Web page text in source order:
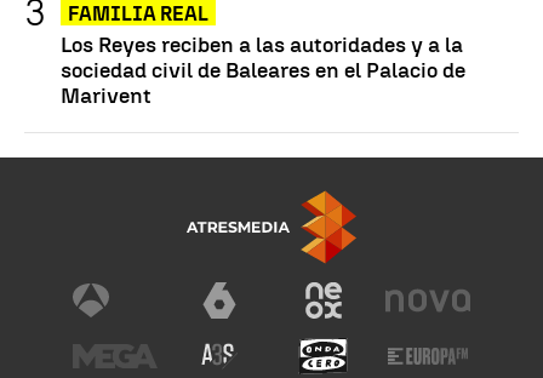
FAMILIA REAL
Los Reyes reciben a las autoridades y a la
sociedad civil de Baleares en el Palacio de
Marivent